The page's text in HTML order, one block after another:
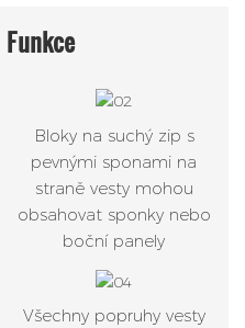
Funkce
Bloky na suchý zip s
pevnými sponami na
straně vesty mohou
obsahovat sponky nebo
boční panely
Všechny popruhy vesty